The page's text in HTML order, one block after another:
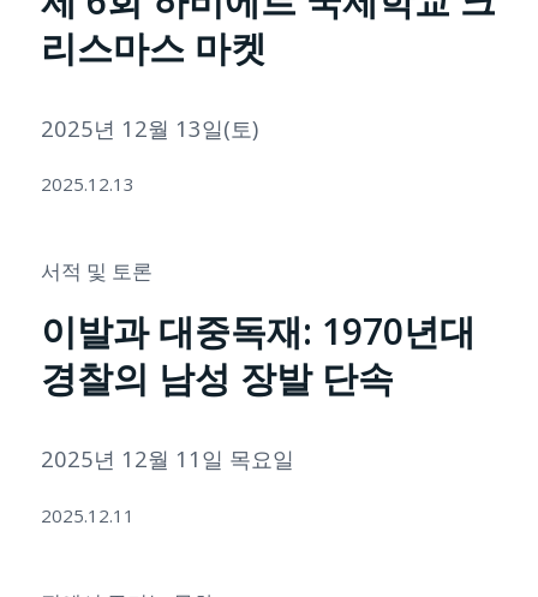
리스마스 마켓
2025년 12월 13일(토)
2025.12.13
서적 및 토론
이발과 대중독재: 1970년대
경찰의 남성 장발 단속
2025년 12월 11일 목요일
2025.12.11